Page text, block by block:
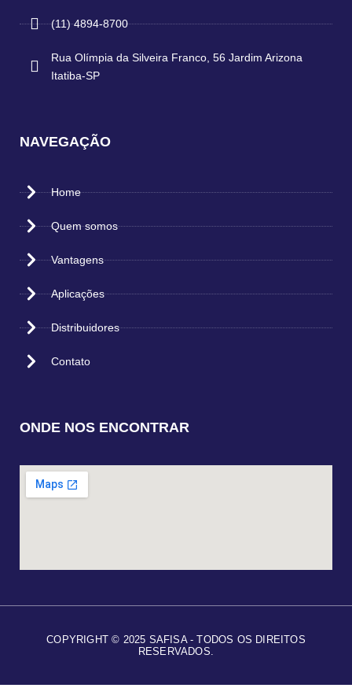
(11) 4894-8700
Rua Olímpia da Silveira Franco, 56 Jardim Arizona
Itatiba-SP
NAVEGAÇÃO
Home
Quem somos
Vantagens
Aplicações
Distribuidores
Contato
ONDE NOS ENCONTRAR
COPYRIGHT © 2025 SAFISA - TODOS OS DIREITOS
RESERVADOS.